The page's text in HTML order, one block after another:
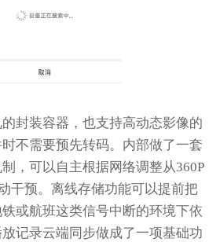
封装容器，也支持高动态影像的
不需要预先转码。内部做了一套
，可以自主根据网络调整从360P
干预。离线存储功能可以提前把
或航班这类信号中断的环境下依
记录云端同步做成了一项基础功